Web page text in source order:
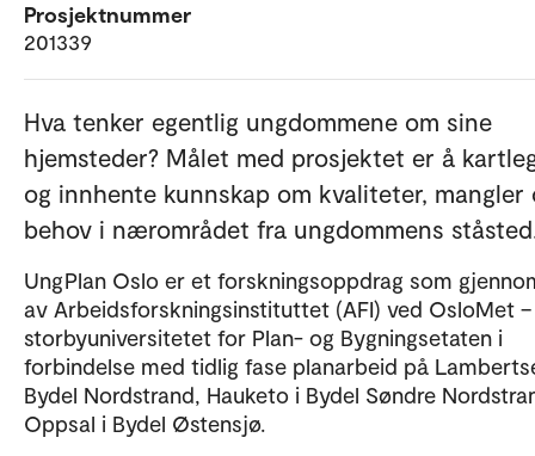
Prosjektnummer
201339
Hva tenker egentlig ungdommene om sine
hjemsteder? Målet med prosjektet er å
og innhente kunnskap om kvaliteter, mangler
behov i nærområdet fra ungdommens
UngPlan Oslo er et forskningsoppdrag som
av Arbeidsforskningsinstituttet (AFI) ved OsloMet –
storbyuniversitetet for Plan- og Bygningsetaten i
forbindelse med tidlig fase planarbeid på
Bydel Nordstrand, Hauketo i Bydel Søndre
Oppsal i Bydel Østensjø.